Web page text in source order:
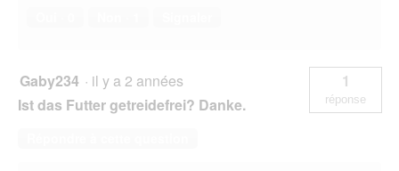
Gaby234 · il y a 2 années
Ist das Futter getreidefrei? Danke.
1
réponse